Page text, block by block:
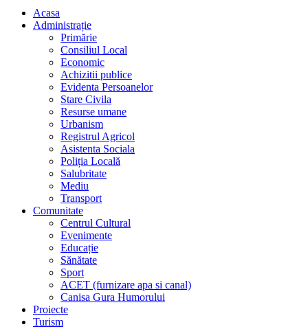
Acasa
Administrație
Primărie
Consiliul Local
Economic
Achizitii publice
Evidenta Persoanelor
Stare Civila
Resurse umane
Urbanism
Registrul Agricol
Asistenta Sociala
Poliția Locală
Salubritate
Mediu
Transport
Comunitate
Centrul Cultural
Evenimente
Educație
Sănătate
Sport
ACET (furnizare apa si canal)
Canisa Gura Humorului
Proiecte
Turism